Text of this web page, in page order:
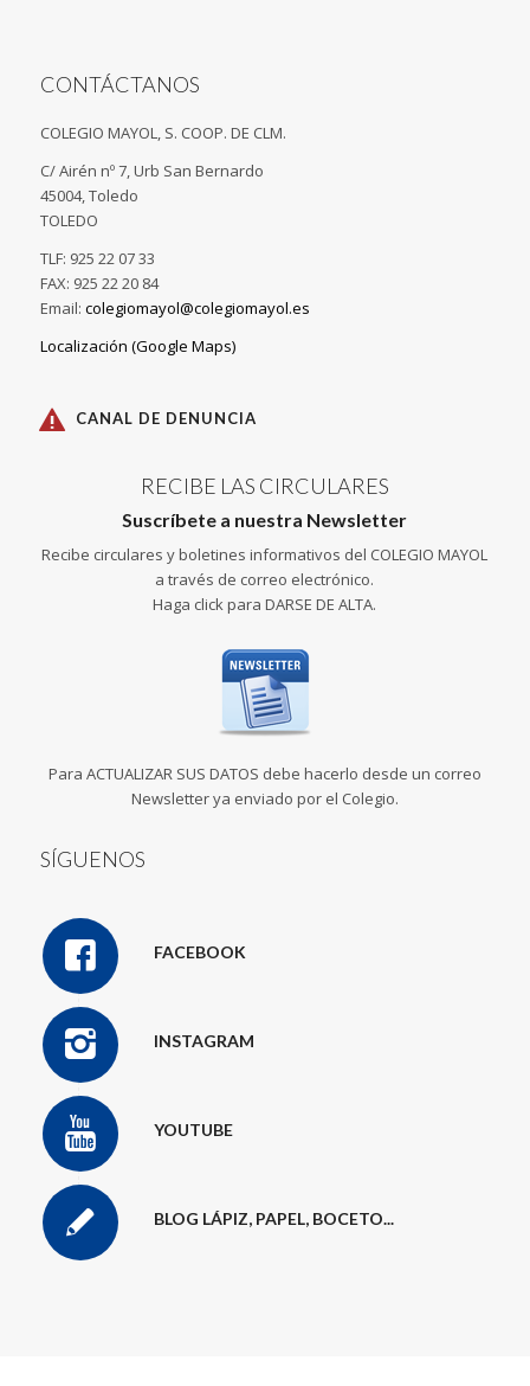
CONTÁCTANOS
COLEGIO MAYOL, S. COOP. DE CLM.
C/ Airén nº 7, Urb San Bernardo
45004, Toledo
TOLEDO
TLF: 925 22 07 33
FAX: 925 22 20 84
Email: colegiomayol@colegiomayol.es
Localización (Google Maps)
CANAL DE DENUNCIA
RECIBE LAS CIRCULARES
Suscríbete a nuestra Newsletter
Recibe circulares y boletines informativos del COLEGIO MAYOL
a través de correo electrónico.
Haga click para DARSE DE ALTA.
Para ACTUALIZAR SUS DATOS debe hacerlo desde un correo
Newsletter ya enviado por el Colegio.
SÍGUENOS
FACEBOOK
INSTAGRAM
YOUTUBE
BLOG LÁPIZ, PAPEL, BOCETO...